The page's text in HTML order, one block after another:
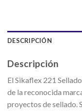
DESCRIPCIÓN
Descripción
El Sikaflex 221
de la reconocida
proyectos de sellado.